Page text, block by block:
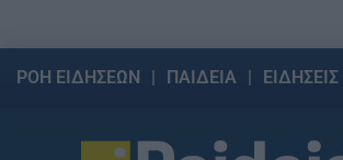
ΡΟΗ ΕΙΔΗΣΕΩΝ ΠΑΙΔΕΙΑ ΕΙΔΗΣΕΙΣ